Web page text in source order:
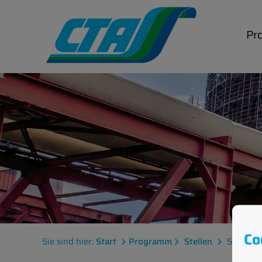
Sie sind hier: Start Programm Stellen